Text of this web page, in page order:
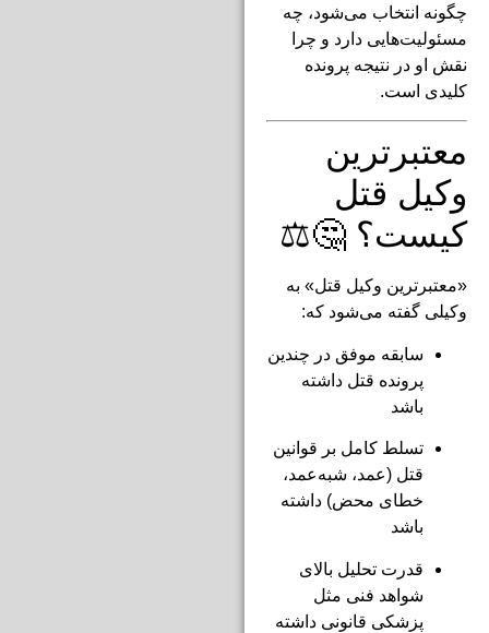
چگونه انتخاب می‌شود، چه
مسئولیت‌هایی دارد و چرا
نقش او در نتیجه پرونده
کلیدی است.
معتبرترین
وکیل قتل
کیست؟ 🤔⚖️
«معتبرترین وکیل قتل» به
وکیلی گفته می‌شود که:
سابقه موفق در چندین
پرونده قتل داشته
باشد
تسلط کامل بر قوانین
قتل (عمد، شبه‌عمد،
خطای محض) داشته
باشد
قدرت تحلیل بالای
شواهد فنی مثل
پزشکی قانونی داشته